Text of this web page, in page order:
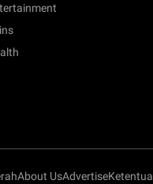
About UsAdvertise